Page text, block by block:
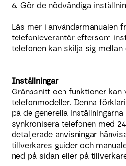
6. Gör de nödvändiga
Läs mer i användarmanualen
telefonleverantör eftersom
telefonen kan skilja sig mellan
Inställningar
Gränssnitt och funktioner kan
telefonmodeller. Denna
på de generella
synkronisera telefonen med
detaljerade anvisningar
tillverkares guider och
ned på sidan eller på